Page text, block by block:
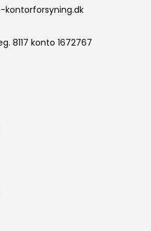
kontorforsyning.dk
8117 konto 1672767